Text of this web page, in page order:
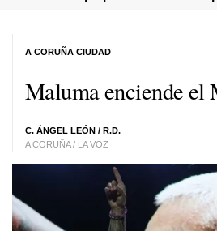
Maluma enciende el
C. ÁNGEL LEÓN / R.D.
A CORUÑA / LA VOZ
A CORUÑA CIUDAD